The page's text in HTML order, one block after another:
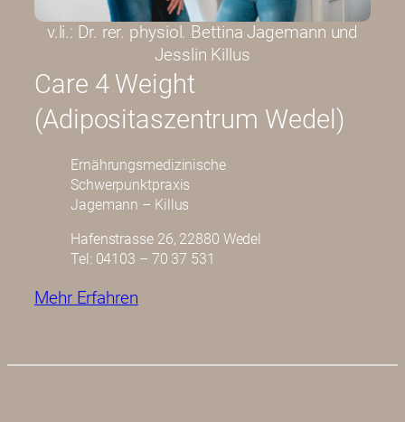
v.li.: Dr. rer. physiol. Bettina Jagemann und
Jesslin Killus
Care 4 Weight
(Adipositaszentrum Wedel)
Ernährungsmedizinische
Schwerpunktpraxis
Jagemann – Killus
Hafenstrasse 26, 22880 Wedel
Tel: 04103 – 70 37 531
Mehr Erfahren